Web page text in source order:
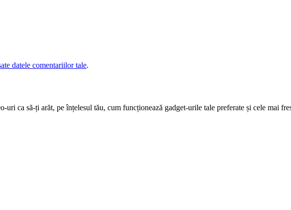
datele comentariilor tale.
uri ca să-ți arăt, pe înțelesul tău, cum funcționează gadget-urile tale preferate și cele mai